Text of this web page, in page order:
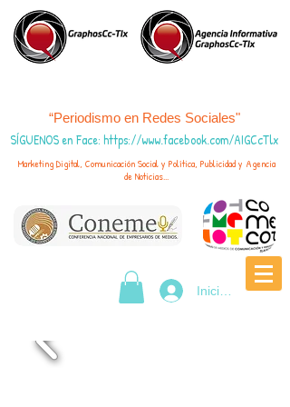
“Periodismo en Redes Sociales"
SÍGUENOS en Face: https://www.facebook.com/AIGCcTlx
Marketing Digital, Comunicación Social y Política, Publicidad y Agencia
de Noticias...
Iniciar sesión